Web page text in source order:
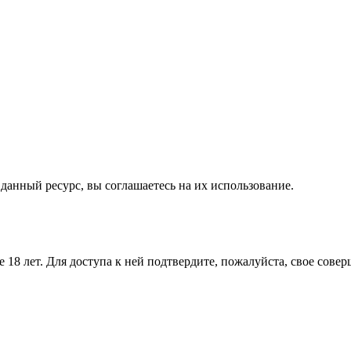
ресурс, вы соглашаетесь на их использование.
лет. Для доступа к ней подтвердите, пожалуйста, свое